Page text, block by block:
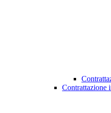
Contrattazione